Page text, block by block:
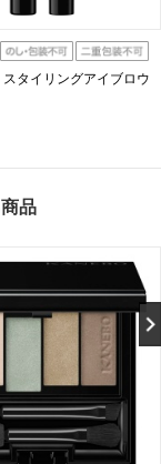
スタイリングアイブロウ
品